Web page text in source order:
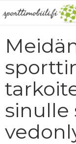
sinulle